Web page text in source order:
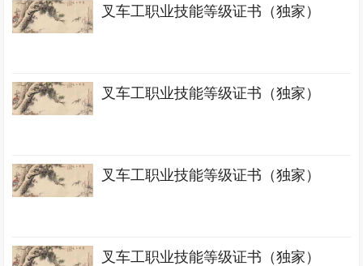
叉车工职业技能等级证书（独家）
叉车工职业技能等级证书（独家）
叉车工职业技能等级证书（独家）
叉车工职业技能等级证书（独家）